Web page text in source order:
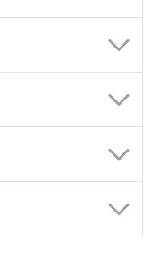
materiálu na
Dále zde probíhá